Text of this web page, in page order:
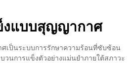
งแบบสุญญากาศ
เป็นระบบการรักษาความร้อนที่ซับซ้อน
วนการแข็งตัวอย่างแม่นยำภายใต้สภาวะ